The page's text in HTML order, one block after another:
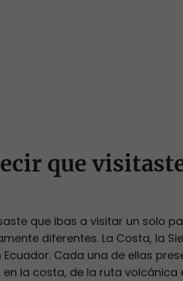
que
que ibas a visitar un solo
diferentes. La Costa, la
Cada una de ellas
la costa, de la ruta volcánica